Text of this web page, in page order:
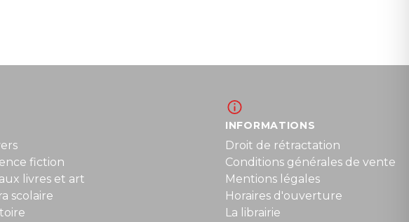
fiction
livres et art
scolaire
INFORMATIONS
Droit de rétractation
Conditions générales de vente
Mentions légales
Horaires d'ouverture
La librairie